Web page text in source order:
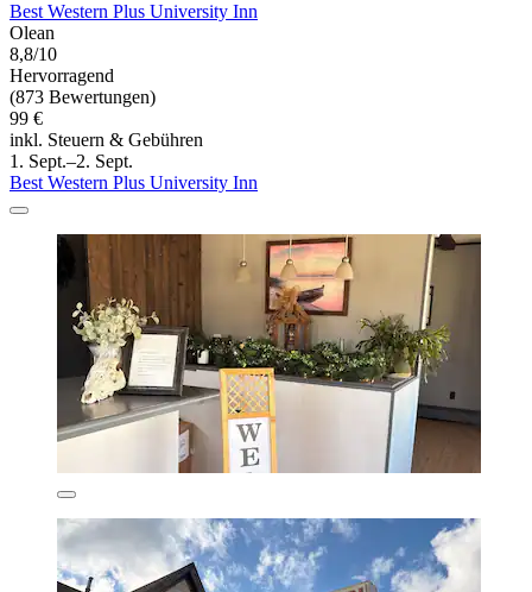
Best Western Plus University Inn
Olean
8,8/10
Hervorragend
(873 Bewertungen)
99 €
inkl. Steuern & Gebühren
1. Sept.–2. Sept.
Best Western Plus University Inn